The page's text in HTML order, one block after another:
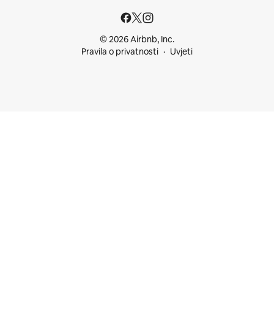
© 2026 Airbnb, Inc.
Pravila o privatnosti
Uvjeti